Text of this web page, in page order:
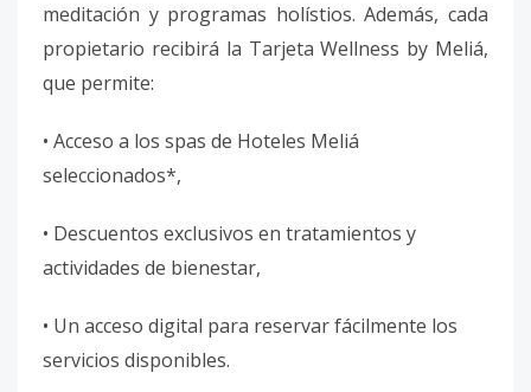
meditación y programas holístios. Además, cada
propietario recibirá la Tarjeta Wellness by Meliá,
que permite:
• Acceso a los spas de Hoteles Meliá
seleccionados*,
• Descuentos exclusivos en tratamientos y
actividades de bienestar,
• Un acceso digital para reservar fácilmente los
servicios disponibles.